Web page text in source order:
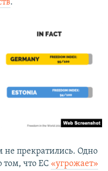
.
не прекратились. Одно
том, что ЕС «угрожает»